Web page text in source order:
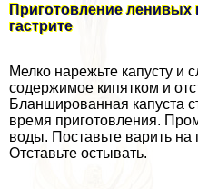
Приготовление ленивых
гастрите
Мелко нарежьте капусту и
содержимое кипятком и
Бланшированная капуста
время приготовления.
воды. Поставьте варить на
Отставьте остывать.